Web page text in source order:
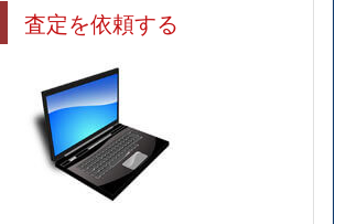
査定を依頼する